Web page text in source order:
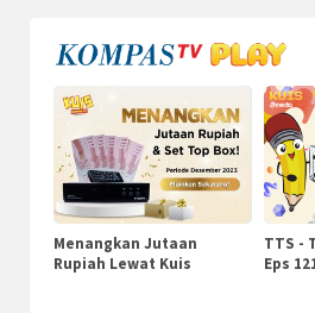
Menangkan Jutaan
Rupiah Lewat Kuis
TTS -
Eps